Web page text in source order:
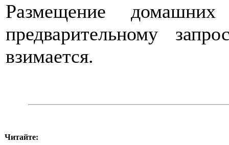
Размещение
предварительному
взимается.
Читайте: